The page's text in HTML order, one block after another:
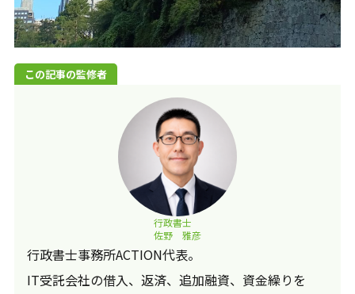
この記事の監修者
行政書士
佐野 雅彦
行政書士事務所ACTION代表。
IT受託会社の借入、返済、追加融資、資金繰りを